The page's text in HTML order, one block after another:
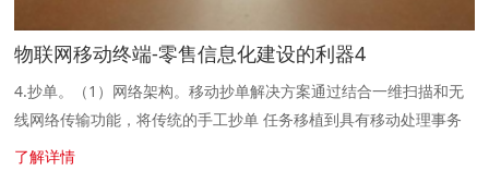
物联网移动终端-零售信息化建设的利器4
4.抄单。（1）网络架构。移动抄单解决方案通过结合一维扫描和无
线网络传输功能，将传统的手工抄单 任务移植到具有移动处理事务
能力的PDA上，缩短了抄单耗时，提高了准确率， 实现了抄单业务
了解详情